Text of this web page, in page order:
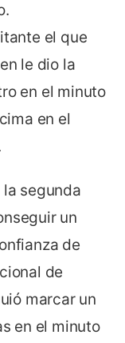
el que
le dio la
en el minuto
en el
segunda
un
de
de
marcar un
en el minuto